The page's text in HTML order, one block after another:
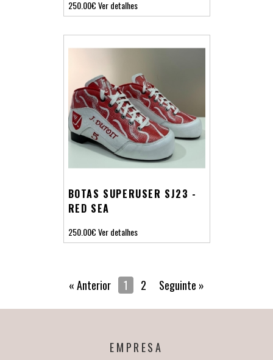
250.00€Ver detalhes
BOTAS SUPERUSER SJ23 -
RED SEA
250.00€Ver detalhes
« Anterior 1 2 Seguinte »
EMPRESA